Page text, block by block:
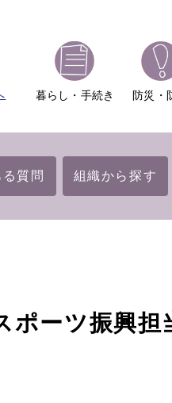
暮らし・手続き 防災・
質問 組織から探す
ポーツ振興